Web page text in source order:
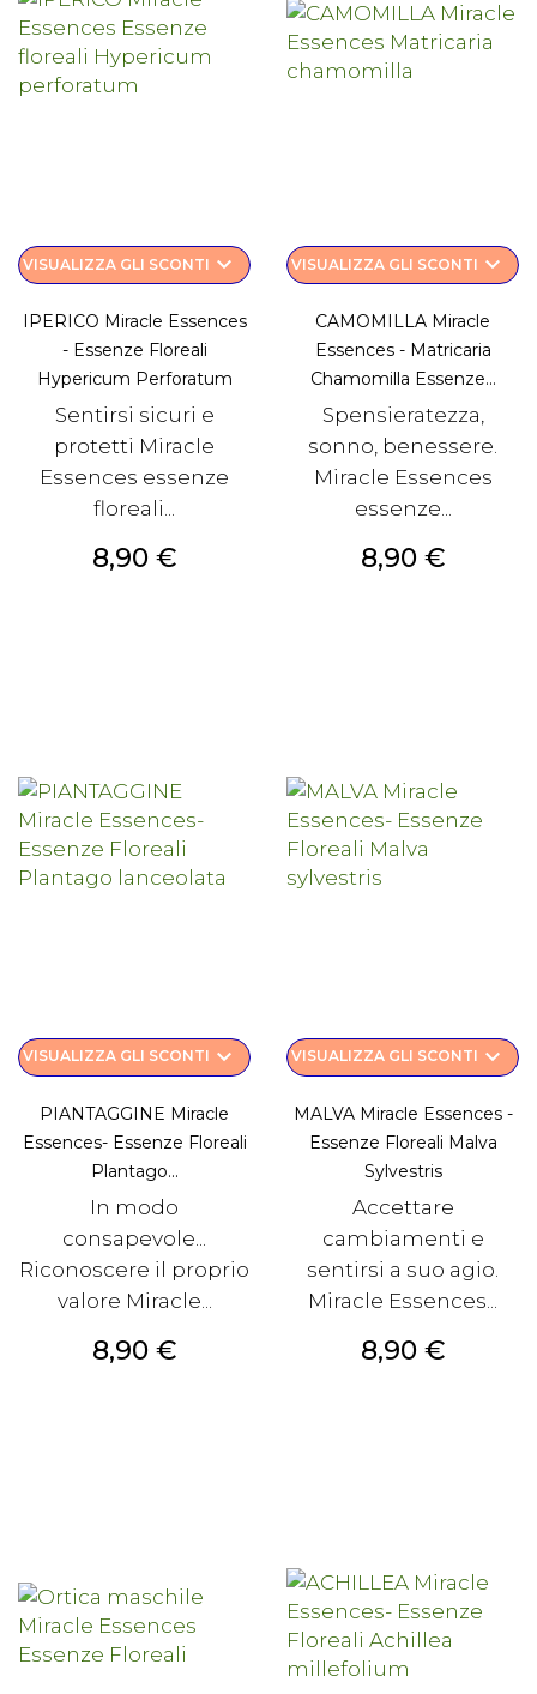
VISUALIZZA GLI SCONTI keyboard_arrow_down
IPERICO Miracle Essences
- Essenze Floreali
Hypericum Perforatum
Sentirsi sicuri e
protetti Miracle
Essences essenze
floreali...
Prezzo
8,90 €
VISUALIZZA GLI SCONTI keyboard_arrow_down
CAMOMILLA Miracle
Essences - Matricaria
Chamomilla Essenze...
Spensieratezza,
sonno, benessere.
Miracle Essences
essenze...
Prezzo
8,90 €
VISUALIZZA GLI SCONTI keyboard_arrow_down
PIANTAGGINE Miracle
Essences- Essenze Floreali
Plantago...
In modo
consapevole...
Riconoscere il proprio
valore Miracle...
Prezzo
8,90 €
VISUALIZZA GLI SCONTI keyboard_arrow_down
MALVA Miracle Essences -
Essenze Floreali Malva
Sylvestris
Accettare
cambiamenti e
sentirsi a suo agio.
Miracle Essences...
Prezzo
8,90 €